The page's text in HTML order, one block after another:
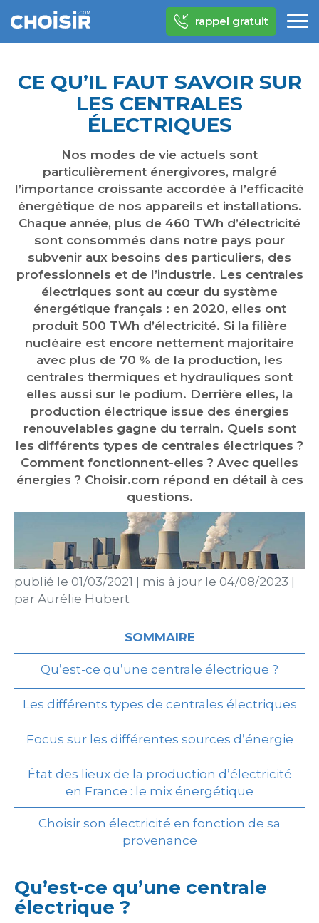
rappel gratuit
CE QU’IL FAUT SAVOIR SUR
LES CENTRALES
ÉLECTRIQUES
Nos modes de vie actuels sont
particulièrement énergivores, malgré
l’importance croissante accordée à l’efficacité
énergétique de nos appareils et installations.
Chaque année, plus de 460 TWh d’électricité
sont consommés dans notre pays pour
subvenir aux besoins des particuliers, des
professionnels et de l’industrie. Les centrales
électriques sont au cœur du système
énergétique français : en 2020, elles ont
produit 500 TWh d’électricité. Si la filière
nucléaire est encore nettement majoritaire
avec plus de 70 % de la production, les
centrales thermiques et hydrauliques sont
elles aussi sur le podium. Derrière elles, la
production électrique issue des énergies
renouvelables gagne du terrain. Quels sont
les différents types de centrales électriques ?
Comment fonctionnent-elles ? Avec quelles
énergies ? Choisir.com répond en détail à ces
questions.
publié le 01/03/2021 mis à jour le 04/08/2023
par Aurélie Hubert
SOMMAIRE
Qu’est-ce qu’une centrale électrique ?
Les différents types de centrales électriques
Focus sur les différentes sources d’énergie
État des lieux de la production d’électricité
en France : le mix énergétique
Choisir son électricité en fonction de sa
provenance
Qu’est-ce qu’une centrale
électrique ?